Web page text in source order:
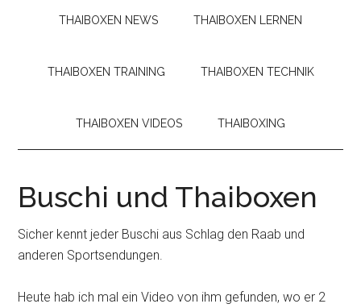
THAIBOXEN NEWS THAIBOXEN LERNEN
THAIBOXEN TRAINING THAIBOXEN TECHNIK
THAIBOXEN VIDEOS THAIBOXING
Buschi und Thaiboxen
Sicher kennt jeder Buschi aus Schlag den Raab und
anderen Sportsendungen.
Heute hab ich mal ein Video von ihm gefunden, wo er 2